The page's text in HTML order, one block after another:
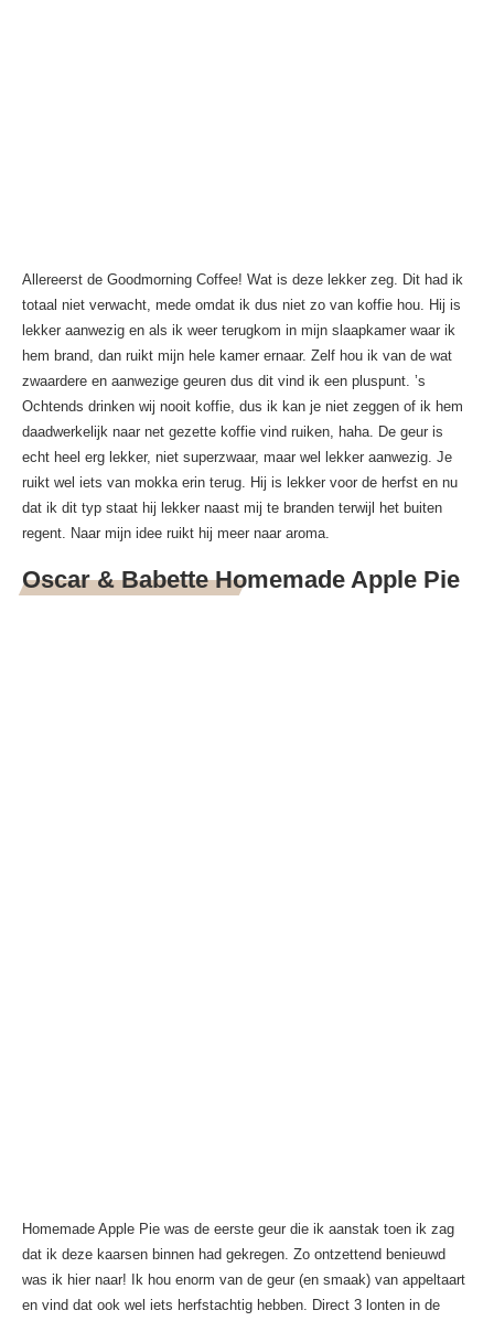
Allereerst de Goodmorning Coffee! Wat is deze lekker zeg. Dit had ik
totaal niet verwacht, mede omdat ik dus niet zo van koffie hou. Hij is
lekker aanwezig en als ik weer terugkom in mijn slaapkamer waar ik
hem brand, dan ruikt mijn hele kamer ernaar. Zelf hou ik van de wat
zwaardere en aanwezige geuren dus dit vind ik een pluspunt. ’s
Ochtends drinken wij nooit koffie, dus ik kan je niet zeggen of ik hem
daadwerkelijk naar net gezette koffie vind ruiken, haha. De geur is
echt heel erg lekker, niet superzwaar, maar wel lekker aanwezig. Je
ruikt wel iets van mokka erin terug. Hij is lekker voor de herfst en nu
dat ik dit typ staat hij lekker naast mij te branden terwijl het buiten
regent. Naar mijn idee ruikt hij meer naar aroma.
Oscar & Babette Homemade Apple Pie
Homemade Apple Pie was de eerste geur die ik aanstak toen ik zag
dat ik deze kaarsen binnen had gekregen. Zo ontzettend benieuwd
was ik hier naar! Ik hou enorm van de geur (en smaak) van appeltaart
en vind dat ook wel iets herfstachtig hebben. Direct 3 lonten in de